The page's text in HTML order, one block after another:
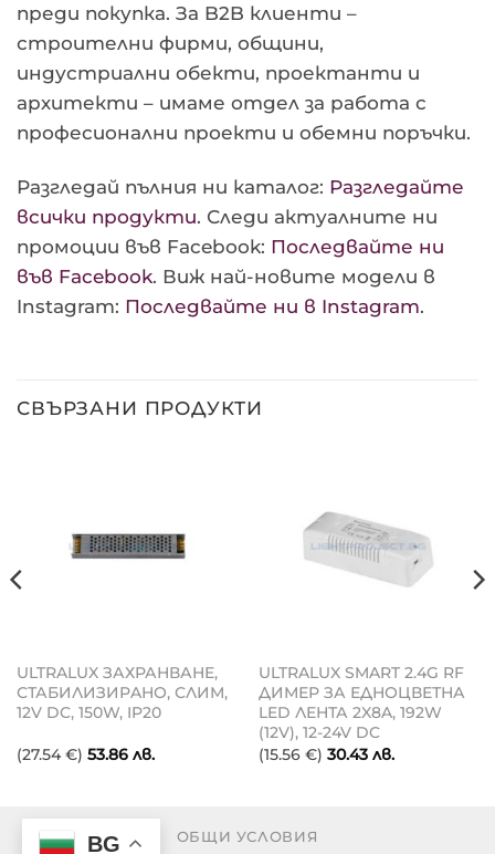
преди покупка. За B2B клиенти –
строителни фирми, общини,
индустриални обекти, проектанти и
архитекти – имаме отдел за работа с
професионални проекти и обемни поръчки.
Разгледай пълния ни каталог: Разгледайте
всички продукти. Следи актуалните ни
промоции във Facebook: Последвайте ни
във Facebook. Виж най-новите модели в
Instagram: Последвайте ни в Instagram.
СВЪРЗАНИ ПРОДУКТИ
ULTRALUX ЗАХРАНВАНЕ,
СТАБИЛИЗИРAНО, СЛИМ,
12V DC, 150W, IP20
(27.54 €) 53.86 лв.
ULTRALUX SMART 2.4G RF
ДИМЕР ЗА ЕДНОЦВЕТНА
LED ЛЕНТА 2X8A, 192W
(12V), 12-24V DC
(15.56 €) 30.43 лв.
ОБЩИ УСЛОВИЯ
BG